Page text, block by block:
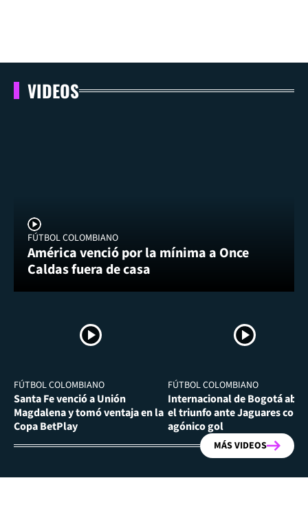
VIDEOS
FÚTBOL COLOMBIANO
América venció por la mínima a Once
Caldas fuera de casa
FÚTBOL COLOMBIANO
Santa Fe venció a Unión
Magdalena y tomó ventaja en la
Copa BetPlay
FÚTBOL COLOMBIANO
Internacional de Bogotá
el triunfo ante Jaguares con
agónico gol
MÁS VIDEOS